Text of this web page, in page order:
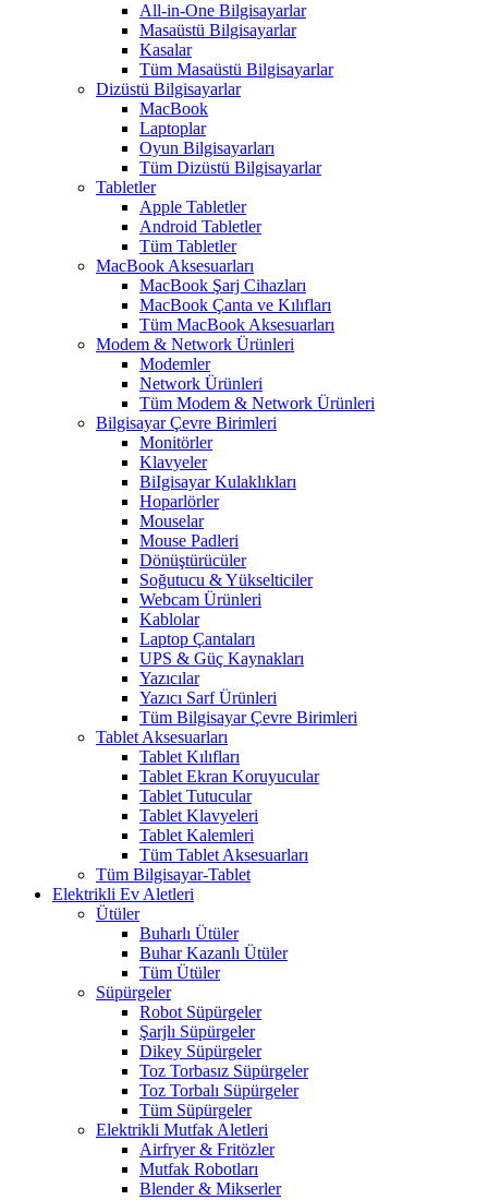
All-in-One Bilgisayarlar
Masaüstü Bilgisayarlar
Kasalar
Tüm Masaüstü Bilgisayarlar
Dizüstü Bilgisayarlar
MacBook
Laptoplar
Oyun Bilgisayarları
Tüm Dizüstü Bilgisayarlar
Tabletler
Apple Tabletler
Android Tabletler
Tüm Tabletler
MacBook Aksesuarları
MacBook Şarj Cihazları
MacBook Çanta ve Kılıfları
Tüm MacBook Aksesuarları
Modem & Network Ürünleri
Modemler
Network Ürünleri
Tüm Modem & Network Ürünleri
Bilgisayar Çevre Birimleri
Monitörler
Klavyeler
BiIgisayar Kulaklıkları
Hoparlörler
Mouselar
Mouse Padleri
Dönüştürücüler
Soğutucu & Yükselticiler
Webcam Ürünleri
Kablolar
Laptop Çantaları
UPS & Güç Kaynakları
Yazıcılar
Yazıcı Sarf Ürünleri
Tüm Bilgisayar Çevre Birimleri
Tablet Aksesuarları
Tablet Kılıfları
Tablet Ekran Koruyucular
Tablet Tutucular
Tablet Klavyeleri
Tablet Kalemleri
Tüm Tablet Aksesuarları
Tüm Bilgisayar-Tablet
Elektrikli Ev Aletleri
Ütüler
Buharlı Ütüler
Buhar Kazanlı Ütüler
Tüm Ütüler
Süpürgeler
Robot Süpürgeler
Şarjlı Süpürgeler
Dikey Süpürgeler
Toz Torbasız Süpürgeler
Toz Torbalı Süpürgeler
Tüm Süpürgeler
Elektrikli Mutfak Aletleri
Airfryer & Fritözler
Mutfak Robotları
Blender & Mikserler